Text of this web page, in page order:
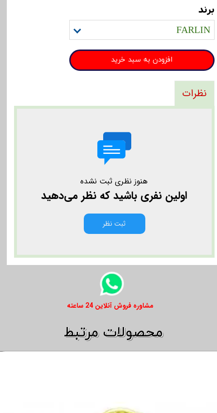
برند
FARLIN
افزودن به سبد خرید
نظرات
هنوز نظری ثبت نشده
اولین نفری باشید که نظر می‌دهید
ثبت نظر
​​مشاوره فروش آنلاین 24 ساعته
​​محصولات مرتبط